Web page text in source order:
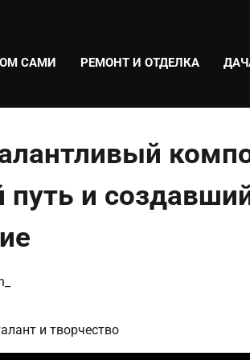
САМИ РЕМОНТ И ОТДЕЛКА
и